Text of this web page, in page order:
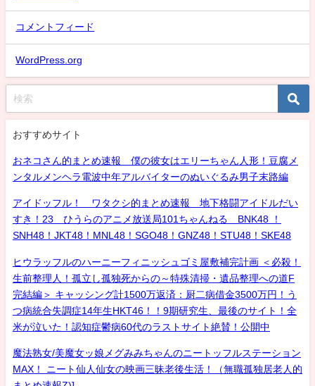
コメントフィード
WordPress.org
おすすめサイト
おネコさん的まとめ速報 僕の彼女はエリーちゃん人形！豆腐メ
ンタルメンヘラ電波中年アルバイターのぬいぐるみ男子末路編
アイドッフル！ ワタクシ的まとめ速報 地下格闘アイドルだい
すき！23 ひうらのアニメ放送局101ちゃんねる BNK48 ！
SNH48！JKT48！MNL48！SGO48！GNZ48！STU48！SKE48
ヒウラッフルのハーニーフィニッシュゴミ屋敷補完計画 ＜必殺！
生前整理人！孤立し孤独死からの～特殊清掃・遺品整理への道F
完結編＞ キャッシング計1500万返済：厨二病借金3500万円！う
つ病統合失調症14年生HKT46！！9期研究生、最後のサイト！全
米が泣いた！認知症鬱病60代のラストサイト絶賛！公開中
魔法熟女/美魔女ッ娘メグみみちゃんのニートッフルステーション
MAX！ ニート仙人仙女の映画三昧老後生活！（無職孤独居老人的